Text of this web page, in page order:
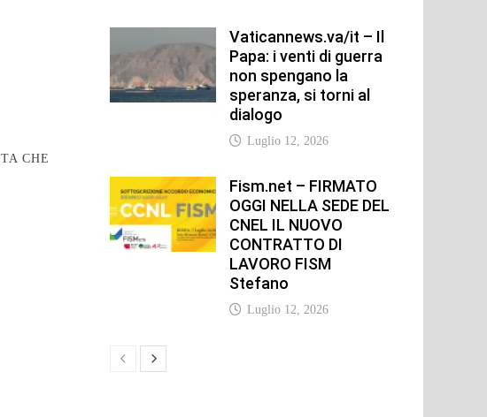
CHE
Vaticannews.va/it – Il
Papa: i venti di guerra
non spengano la
speranza, si torni al
dialogo
Luglio 12, 2026
Fism.net – FIRMATO
OGGI NELLA SEDE DEL
CNEL IL NUOVO
CONTRATTO DI
LAVORO FISM
Stefano
Luglio 12, 2026